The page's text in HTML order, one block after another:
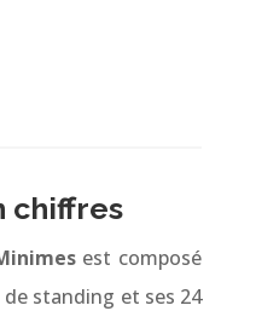
chiffres
est composé
standing et ses 24